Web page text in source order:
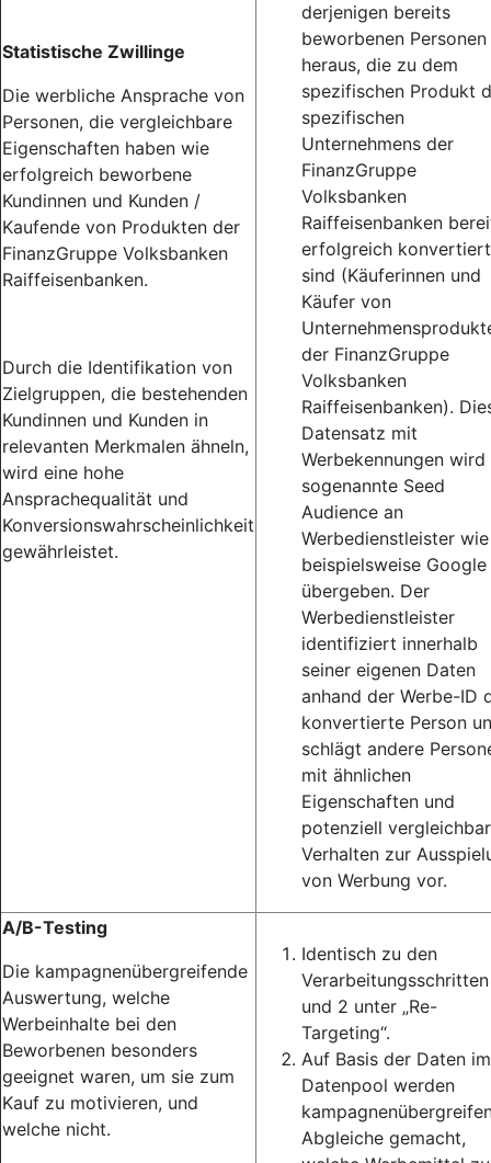
Statistische Zwillinge
Die werbliche Ansprache von
Personen, die vergleichbare
Eigenschaften haben wie
erfolgreich beworbene
Kundinnen und Kunden /
Kaufende von Produkten der
FinanzGruppe Volksbanken
Raiffeisenbanken.
Durch die Identifikation von
Zielgruppen, die bestehenden
Kundinnen und Kunden in
relevanten Merkmalen ähneln,
wird eine hohe
Ansprachequalität und
Konversionswahrscheinlichkeit
gewährleistet.
derjenigen bereits
beworbenen Personen
heraus, die zu dem
spezifischen Produkt
spezifischen
Unternehmens der
FinanzGruppe
Volksbanken
Raiffeisenbanken
erfolgreich konvertiert
sind (Käuferinnen und
Käufer von
der FinanzGruppe
Volksbanken
Raiffeisenbanken).
Datensatz mit
Werbekennungen wird
sogenannte Seed
Audience an
Werbedienstleister wie
beispielsweise Google
übergeben. Der
Werbedienstleister
identifiziert innerhalb
seiner eigenen Daten
anhand der Werbe-ID
konvertierte Person
schlägt andere
mit ähnlichen
Eigenschaften und
potenziell
Verhalten zur
von Werbung vor.
A/B-Testing
Die kampagnenübergreifende
Auswertung, welche
Werbeinhalte bei den
Beworbenen besonders
geeignet waren, um sie zum
Kauf zu motivieren, und
welche nicht.
Identisch zu den
Verarbeitungsschritten
und 2 unter „Re-
Targeting“.
Auf Basis der Daten im
Datenpool werden
Abgleiche gemacht,